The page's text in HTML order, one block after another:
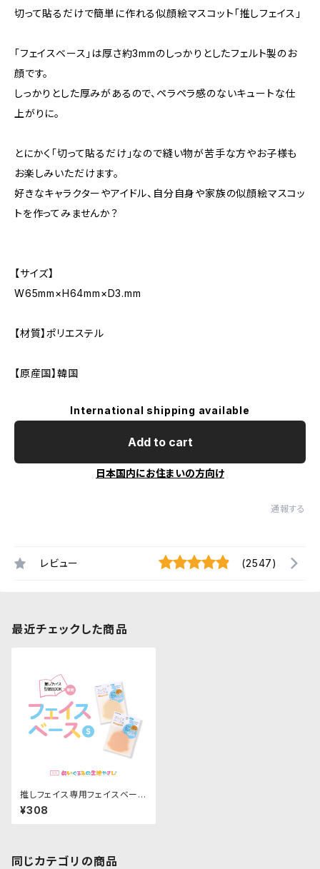
切って貼るだけで簡単に作れる似顔絵マスコット「推しフェイス」
「フェイスベース」は厚さ約3mmのしっかりとしたフェルト製のお
顔です。
しっかりとした厚みがあるので、ペラペラ感のないキュートな仕
上がりに。
とにかく「切って貼るだけ」なので縫い物が苦手な方やお子様も
お楽しみいただけます。
好きなキャラクターやアイドル、自分自身や家族の似顔絵マスコッ
トを作ってみませんか？
【サイズ】
W65mm×H64mm×D3.mm
【材質】ポリエステル
【原産国】韓国
International shipping available
Add to cart
日本国内にお住まいの方向け
通報する
レビュー (2547)
最近チェックした商品
推しフェイス専用フェイスベース
S 各色｜清原株式会社
¥308
同じカテゴリの商品